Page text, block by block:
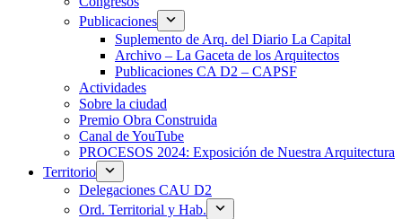
Publicaciones
Suplemento de Arq. del Diario La Capital
Archivo – La Gaceta de los Arquitectos
Publicaciones CA D2 – CAPSF
Actividades
Sobre la ciudad
Premio Obra Construida
Canal de YouTube
PROCESOS 2024: Exposición de Nuestra Arquitectura
Territorio
Delegaciones CAU D2
Ord. Territorial y Hab.